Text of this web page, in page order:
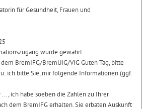
für Gesundheit, Frauen und
wurde gewährt
BremIFG/BremUIG/VIG Guten Tag, bitte
ich bitte Sie, mir folgende Informationen (ggf.
ich habe soeben die Zahlen zu Ihrer
dem BremIFG erhalten. Sie erbaten Auskunft